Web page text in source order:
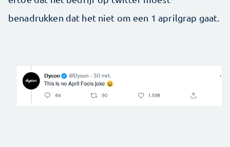
benadrukken dat het niet om een 1 aprilgrap gaat.